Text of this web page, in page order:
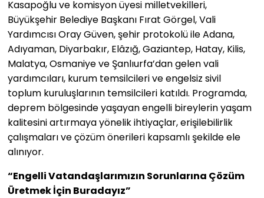
Kasapoğlu ve komisyon üyesi milletvekilleri,
Büyükşehir Belediye Başkanı Fırat Görgel, Vali
Yardımcısı Oray Güven, şehir protokolü ile Adana,
Adıyaman, Diyarbakır, Elâzığ, Gaziantep, Hatay, Kilis,
Malatya, Osmaniye ve Şanlıurfa’dan gelen vali
yardımcıları, kurum temsilcileri ve engelsiz sivil
toplum kuruluşlarının temsilcileri katıldı. Programda,
deprem bölgesinde yaşayan engelli bireylerin yaşam
kalitesini artırmaya yönelik ihtiyaçlar, erişilebilirlik
çalışmaları ve çözüm önerileri kapsamlı şekilde ele
alınıyor.
“Engelli Vatandaşlarımızın Sorunlarına Çözüm
Üretmek İçin Buradayız”